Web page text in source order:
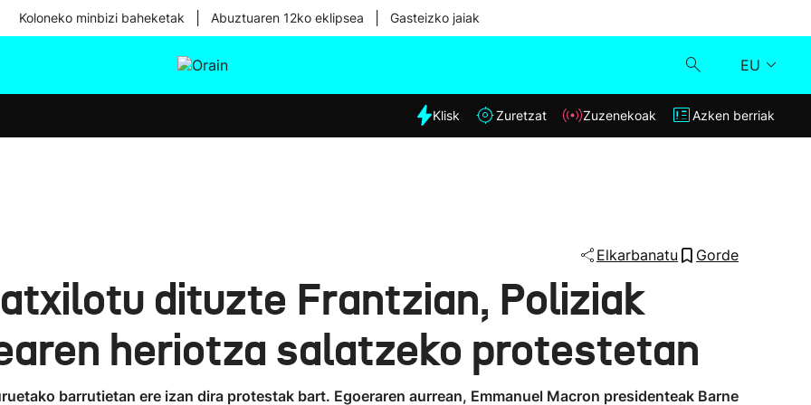
Koloneko minbizi baheketak Abuztuaren 12ko eklipsea Gasteizko jaiak
EU
Eguraldia
Klisk
Klisk Zuretzat Zuzenekoak Azken berriak
Elkarbanatu Gorde
dituzte Frantzian, Poliziak
heriotza salatzeko protestetan
barrutietan ere izan dira protestak bart. Egoeraren aurrean, Emmanuel Macron presidenteak Barne